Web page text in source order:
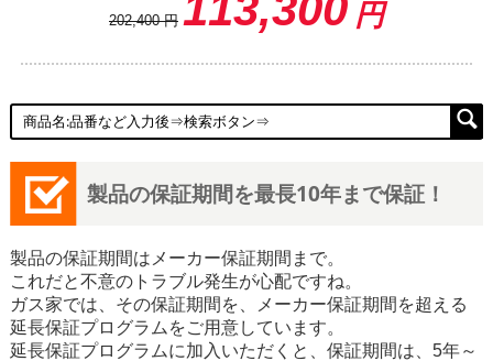
202,400 円 円
製品の保証期間を最長10年まで保証！
製品の保証期間はメーカー保証期間まで。
これだと不意のトラブル発生が心配ですね。
ガス家では、その保証期間を、メーカー保証期間を超える
延長保証プログラムをご用意しています。
延長保証プログラムに加入いただくと、保証期間は、5年～